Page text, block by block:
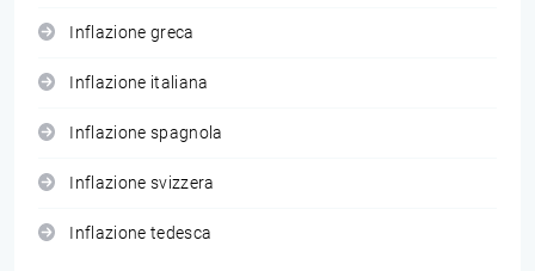
Inflazione greca
Inflazione italiana
Inflazione spagnola
Inflazione svizzera
Inflazione tedesca